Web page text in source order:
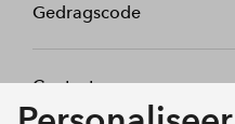
Gedragscode
Contact